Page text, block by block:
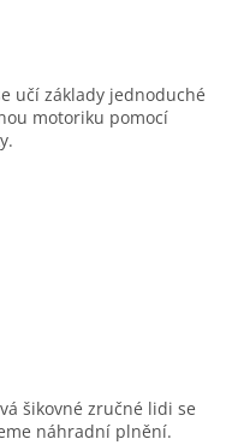
učí základy jednoduché
motoriku pomocí
šikovné zručné lidi se
náhradní plnění.